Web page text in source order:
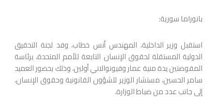
بانوراما سورية:
استقبل وزير الداخلية، المهندس أنس خطاب، وفد لجنة التحقيق
الدولية المستقلة لحقوق الإنسان التابعة للأمم المتحدة، برئاسة
المفوضتين يدة منية عمار وفيونوالاني أولين، وذلك بحضور العميد
سامر الحسين، مستشار الوزير للشؤون القانونية وحقوق الإنسان،
إلى جانب عدد من ضباط الوزارة.